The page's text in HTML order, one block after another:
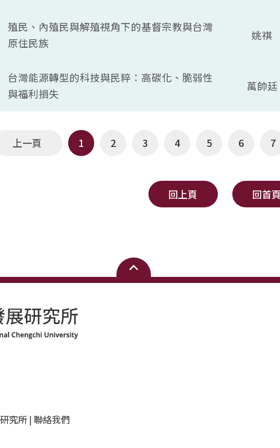
殖民、內殖民與解殖視角下的基督宗教與台灣
原住民族
姚祺
台灣能源轉型的科技與民粹：高碳化、脆弱性
與福利損失
萬帥廷
上一頁 1 2 3 4 5 6 7
回上頁 回首頁
究所 | 聯絡我們